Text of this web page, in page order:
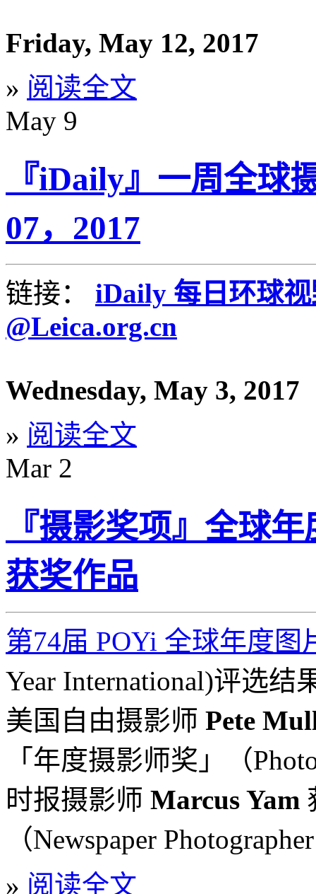
Friday, May 12, 2017
» 阅读全文
May 9
『iDaily』一周全球
07，2017
链接： iDaily 每日环球
@Leica.org.cn
Wednesday, May 3, 2017
» 阅读全文
Mar 2
『摄影奖项』全球
获奖作品
第74届 POYi 全球年度图
Year International)评选结
美国自由摄影师 Pete
「年度摄影师奖」（
时报摄影师 Marcus Yam
（Newspaper
» 阅读全文